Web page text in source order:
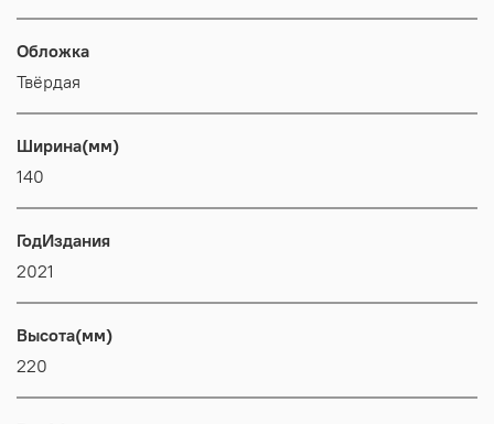
Обложка
Твёрдая
Ширина(мм)
140
ГодИздания
2021
Высота(мм)
220